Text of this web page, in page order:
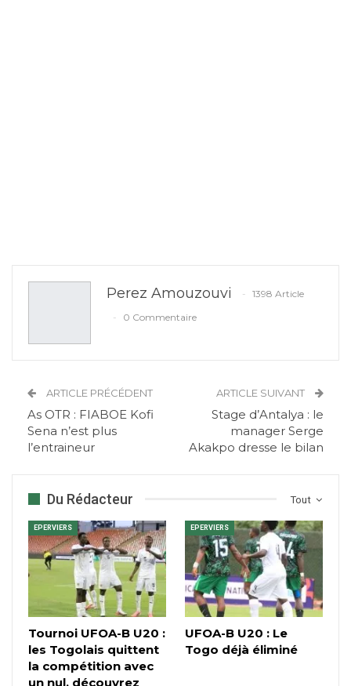
Perez Amouzouvi
1398 Article
0 Commentaire
ARTICLE PRÉCÉDENT
As OTR : FIABOE Kofi
Sena n’est plus
l’entraineur
ARTICLE SUIVANT
Stage d’Antalya : le
manager Serge
Akakpo dresse le bilan
Tout
Du Rédacteur
EPERVIERS
Tournoi UFOA-B U20 :
les Togolais quittent
la compétition avec
un nul, découvrez
EPERVIERS
UFOA-B U20 : Le
Togo déjà éliminé